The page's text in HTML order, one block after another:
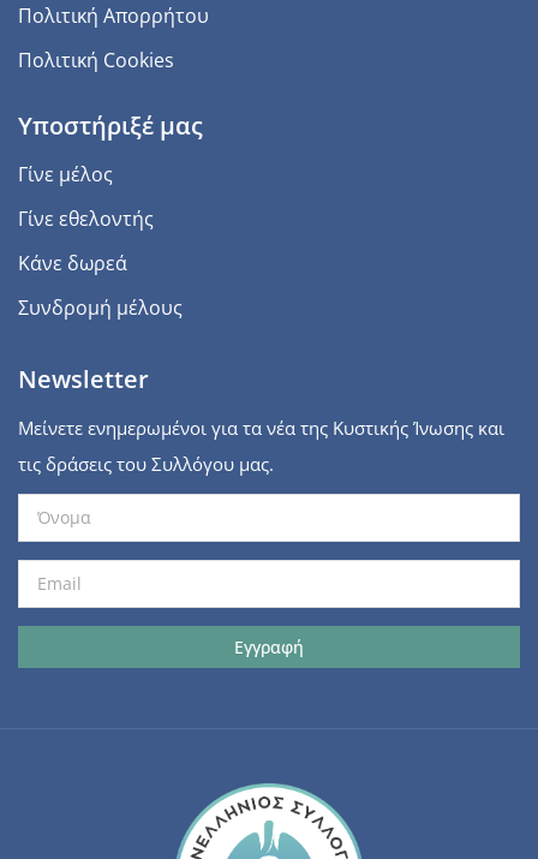
Πολιτική Απορρήτου
Πολιτική Cookies
Υποστήριξέ μας
Γίνε μέλος
Γίνε εθελοντής
Κάνε δωρεά
Συνδρομή μέλους
Newsletter
Μείνετε ενημερωμένοι για τα νέα της Κυστικής Ίνωσης και
τις δράσεις του Συλλόγου μας.